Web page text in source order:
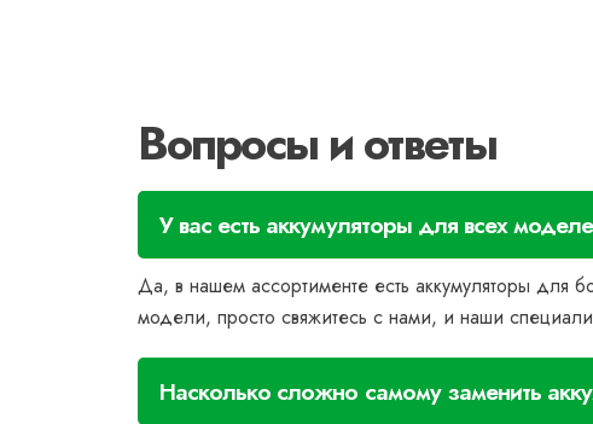
Вопросы и ответы
У вас есть аккумуляторы для всех
Да, в нашем ассортименте есть аккумуляторы для
модели, просто свяжитесь с нами, и наши
Насколько сложно самому заменить